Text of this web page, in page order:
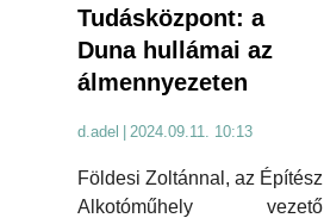
Tudásközpont: a
Duna hullámai az
álmennyezeten
d.adel 2024.09.11. 10:13
Földesi Zoltánnal, az Építész
Alkotóműhely vezető